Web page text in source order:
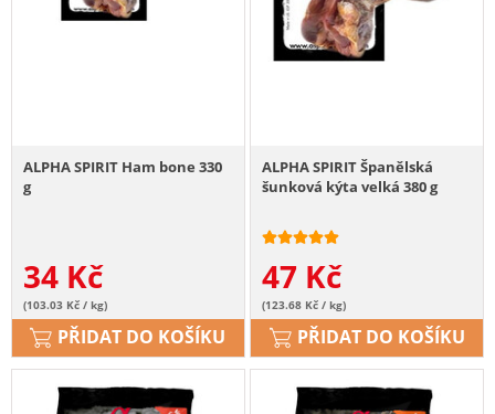
ALPHA SPIRIT Ham bone 330
g
34 Kč
(103.03 Kč / kg)
PŘIDAT DO KOŠÍKU
ALPHA SPIRIT Španělská
šunková kýta velká 380 g
47 Kč
(123.68 Kč / kg)
PŘIDAT DO KOŠÍKU